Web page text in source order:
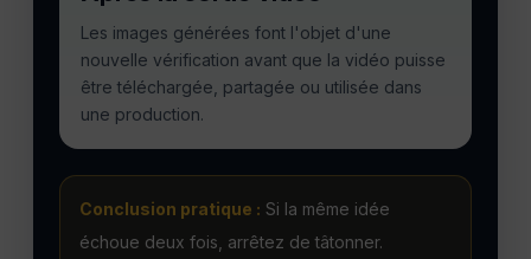
Les images générées font l'objet d'une
nouvelle vérification avant que la vidéo puisse
être téléchargée, partagée ou utilisée dans
une production.
Conclusion pratique : Si la même idée
échoue deux fois, arrêtez de tâtonner.